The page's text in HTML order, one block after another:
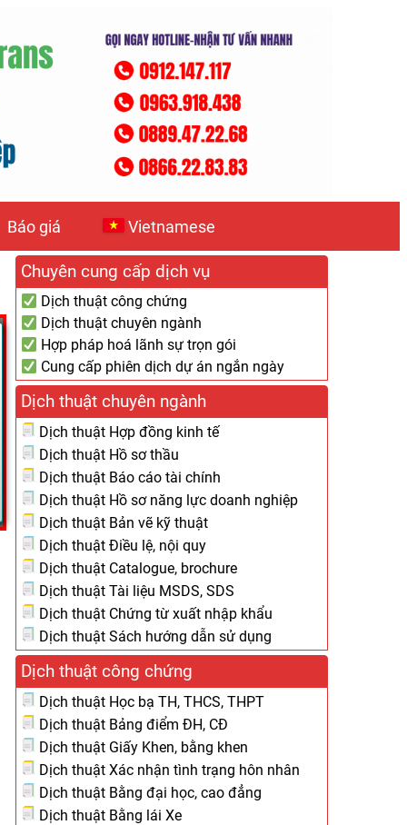
Báo giá Vietnamese
Chuyên cung cấp dịch vụ
Dịch thuật công chứng
Dịch thuật chuyên ngành
Hợp pháp hoá lãnh sự trọn gói
Cung cấp phiên dịch dự án ngắn ngày
Dịch thuật chuyên ngành
Dịch thuật Hợp đồng kinh tế
Dịch thuật Hồ sơ thầu
Dịch thuật Báo cáo tài chính
Dịch thuật Hồ sơ năng lực doanh nghiệp
Dịch thuật Bản vẽ kỹ thuật
Dịch thuật Điều lệ, nội quy
Dịch thuật Catalogue, brochure
Dịch thuật Tài liệu MSDS, SDS
Dịch thuật Chứng từ xuất nhập khẩu
Dịch thuật Sách hướng dẫn sử dụng
Dịch thuật công chứng
Dịch thuật Học bạ TH, THCS, THPT
Dịch thuật Bảng điểm ĐH, CĐ
Dịch thuật Giấy Khen, bằng khen
Dịch thuật Xác nhận tình trạng hôn nhân
Dịch thuật Bằng đại học, cao đẳng
Dịch thuật Bằng lái Xe